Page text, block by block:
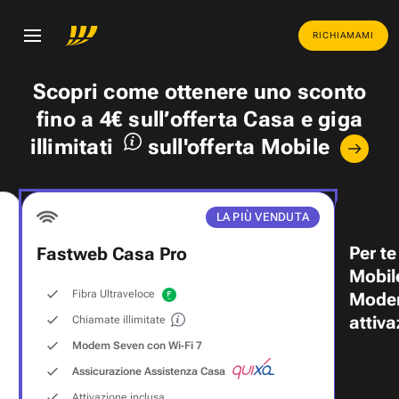
RICHIAMAMI
Scopri come ottenere uno sconto
fino a 4€ sull’offerta Casa egiga
illimitati
sull'offerta Mobile
LA PIÙ VENDUTA
Fastweb Casa Pro
Fibra Ultraveloce
Chiamate illimitate
Modem Seven con Wi‑Fi 7
Assicurazione Assistenza Casa
Per